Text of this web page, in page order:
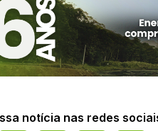
notícia nas redes